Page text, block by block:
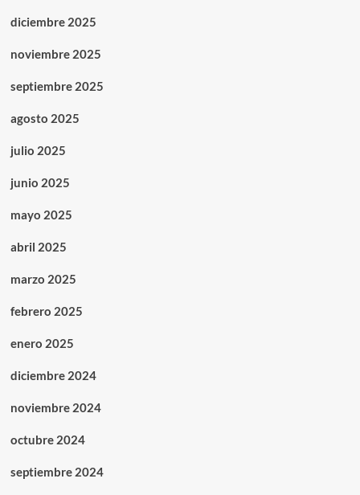
diciembre 2025
noviembre 2025
septiembre 2025
agosto 2025
julio 2025
junio 2025
mayo 2025
abril 2025
marzo 2025
febrero 2025
enero 2025
diciembre 2024
noviembre 2024
octubre 2024
septiembre 2024